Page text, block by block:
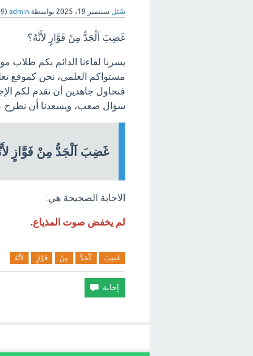
سُئل سبتمبر 19، 2025 بواسطة admin
(
غَضِبَ اَلْجَدُّ مِنْ فَوَّازٍ لأَنَّهُ؟
يسرنا لقاءنا الدائم بكم
مستواكم العلمي، نحن كموقع
فنحاول جاهدين أن نقدم لكم
سؤال صعب، ويسعدنا أن نطرح
غَضِبَ اَلْجَدُّ مِنْ فَوَّازٍ
الاجابة الصحيحة هي:
لم يخفض صوت المذياع.
غَضِبَ اَلْجَدُّ مِنْ فَوَّازٍ لأَنَّهُ